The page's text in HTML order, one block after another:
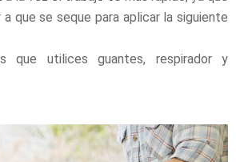
a que se seque para aplicar la siguiente
que utilices guantes, respirador y